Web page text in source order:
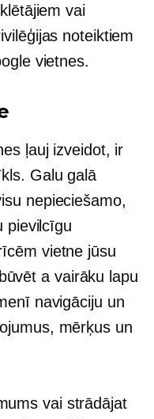
vai
noteiktiem
vietnes.
ļauj izveidot, ir
Galu galā
nepieciešamo,
pievilcīgu
vietne jūsu
a vairāku lapu
navigāciju un
mērķus un
vai strādājat